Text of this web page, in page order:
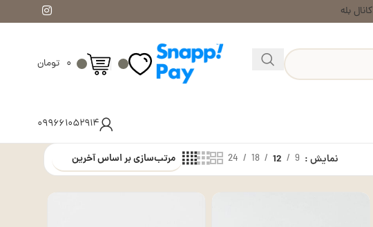
کانال بله
۰ تومان
۰۹۹۶۶۱۰۵۲۹۱۴
نمایش 9
12
18
24